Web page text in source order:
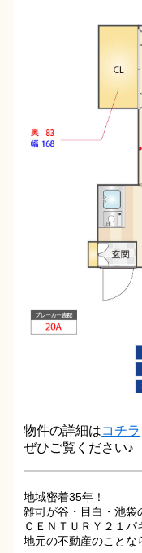
物件の詳細はコチラ
ぜひご覧ください♪
地域密着35年！
雑司が谷・目白・池袋
ＣＥＮＴＵＲＹ２１パ
地元の不動産のことな